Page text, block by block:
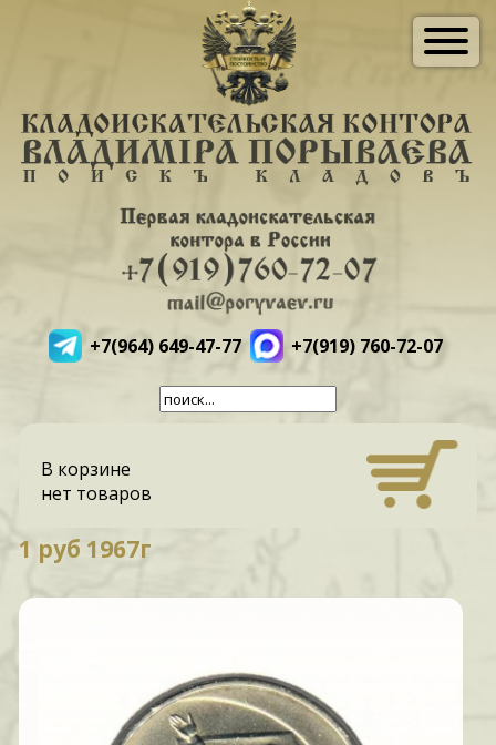
+7(964) 649-47-77 +7(919) 760-72-07
В корзине
нет товаров
1 руб 1967г